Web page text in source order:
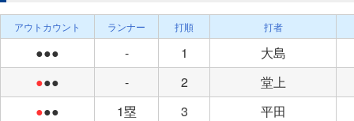
アウトカウント ランナー 打順 打者
●●● - 1
大島
●●● - 2
堂上
●●● 1塁 3
平田